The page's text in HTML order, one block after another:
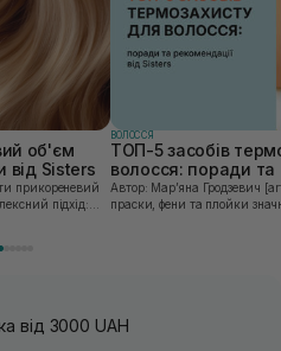
об'єм
від Sisters
підхід:
ВОЛОССЯ
ТОП-5 засобів
волосся: поради та
Sisters
Автор: Марʼяна Гродзевич [artnav] Сучасні
праски, фени та плойки
від 3000 UAH